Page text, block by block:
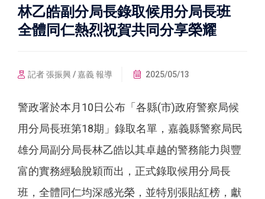
林乙皓副分局長錄取候用分局長班
全體同仁熱烈祝賀共同分享榮耀
記者 張振興 / 嘉義 報導 2025/05/13
警政署於本月10日公布「各縣(市)政府警察局候
用分局長班第18期」錄取名單，嘉義縣警察局民
雄分局副分局長林乙皓以其卓越的警務能力與豐
富的實務經驗脫穎而出，正式錄取候用分局長
班，全體同仁均深感光榮，並特別張貼紅榜，獻